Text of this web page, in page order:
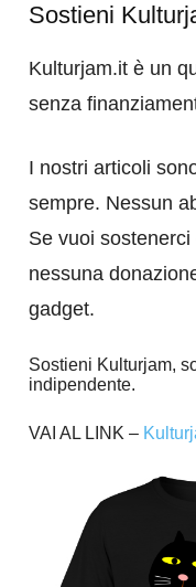
Sostieni
Kulturjam.it è un
senza
I nostri articoli
sempre. Nessun
Se vuoi
nessuna
gadget.
Sostieni Kulturjam,
indipendente.
VAI AL LINK –